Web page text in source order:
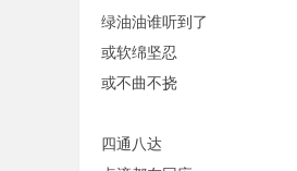
绿油油谁听到了
或软绵坚忍
或不曲不挠
四通八达